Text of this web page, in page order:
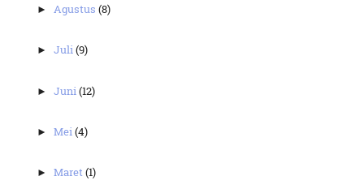
► Agustus(8)
►Juli(9)
►Juni(12)
►Mei(4)
►Maret(1)